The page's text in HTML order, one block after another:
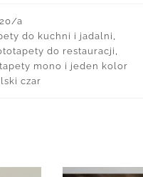
a
do kuchni i jadalni ,
do restauracji,
mono i jeden kolor
czar